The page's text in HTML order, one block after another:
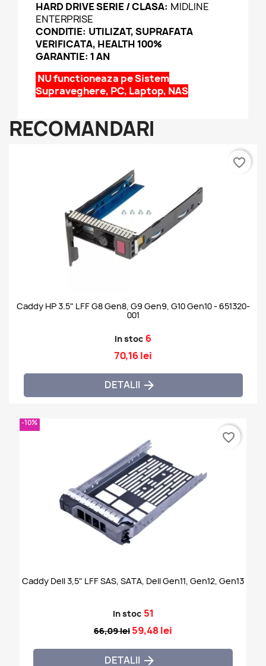
HARD DRIVE SERIE / CLASA: MIDLINE
ENTERPRISE
CONDITIE: UTILIZAT, SUPRAFATA
VERIFICATA, HEALTH 100%
GARANTIE: 1 AN
NU functioneaza pe Sistem
Supraveghere, PC, Laptop, NAS
RECOMANDARI
Caddy HP 3.5" LFF G8 Gen8, G9 Gen9, G10 Gen10 - 651320-
001
In stoc 6
70,16 lei
DETALII 
favorite_border
Caddy Dell 3,5" LFF SAS, SATA, Dell Gen11, Gen12, Gen13
In stoc 51
66,09 lei 59,48 lei
DETALII 
-10%
favorite_border